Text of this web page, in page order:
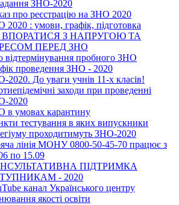
ЗНО-2020
про реєстрацію на ЗНО 2020
2020 : умови, графік, підготовка
ВПОРАТИСЯ З НАПРУГОЮ ТА
ПЕРЕД ЗНО
відтермінування пробного ЗНО
проведення ЗНО - 2020
2020. До уваги учнів 11-х класів!
заходи при проведенні
2020
в умовах карантину
тестування в яких випускники
проходитимуть ЗНО-2020
лінія МОНУ 0800-50-45-70 працює з
по 15.09
ПІДТРИМКА
- 2020
канал Українського центру
якості освіти